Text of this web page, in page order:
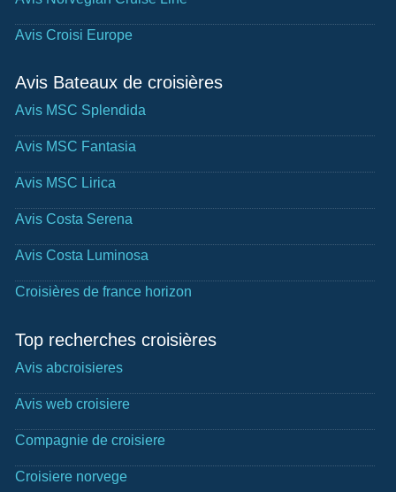
Avis Croisi Europe
Avis Bateaux de croisières
Avis MSC Splendida
Avis MSC Fantasia
Avis MSC Lirica
Avis Costa Serena
Avis Costa Luminosa
Croisières de france horizon
Top recherches croisières
Avis abcroisieres
Avis web croisiere
Compagnie de croisiere
Croisiere norvege